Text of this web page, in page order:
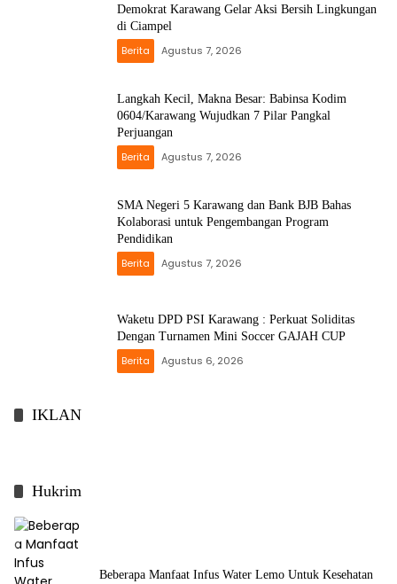
Demokrat Karawang Gelar Aksi Bersih Lingkungan
di Ciampel
Berita Agustus 7, 2026
Langkah Kecil, Makna Besar: Babinsa Kodim
0604/Karawang Wujudkan 7 Pilar Pangkal
Perjuangan
Berita Agustus 7, 2026
SMA Negeri 5 Karawang dan Bank BJB Bahas
Kolaborasi untuk Pengembangan Program
Pendidikan
Berita Agustus 7, 2026
Waketu DPD PSI Karawang : Perkuat Soliditas
Dengan Turnamen Mini Soccer GAJAH CUP
Berita Agustus 6, 2026
IKLAN
Hukrim
Beberapa Manfaat Infus Water Lemo Untuk Kesehatan